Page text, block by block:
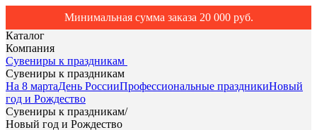
Минимальная сумма заказа 20 000 руб.
Каталог
Компания
Сувениры к праздникам
Сувениры к праздникам
На 8 мартаДень РоссииПрофессиональные праздникиНовый
год и Рождество
Сувениры к праздникам/
Новый год и Рождество